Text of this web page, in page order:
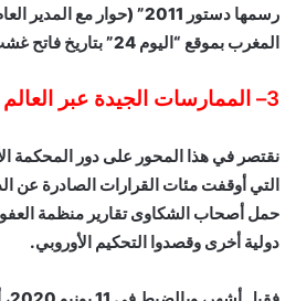
رسمها دستور 2011” (حوار مع
المغرب بموقع “اليوم 24” بتاريخ فاتح غشت 2018).
3– الممارسات الجيدة عبر العالم
نقتصر في هذا المحور على دور المحكمة
التي أوقفت مئات القرارات الصادرة عن
حمل أصحاب الشكاوى تقارير منظمة
دولية أخرى وقصدوا التحكيم الأوروبي.